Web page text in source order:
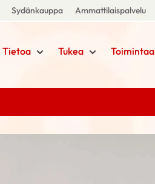
Sydänkauppa Ammattilaispalvelu
Tietoa Tukea Toimintaa